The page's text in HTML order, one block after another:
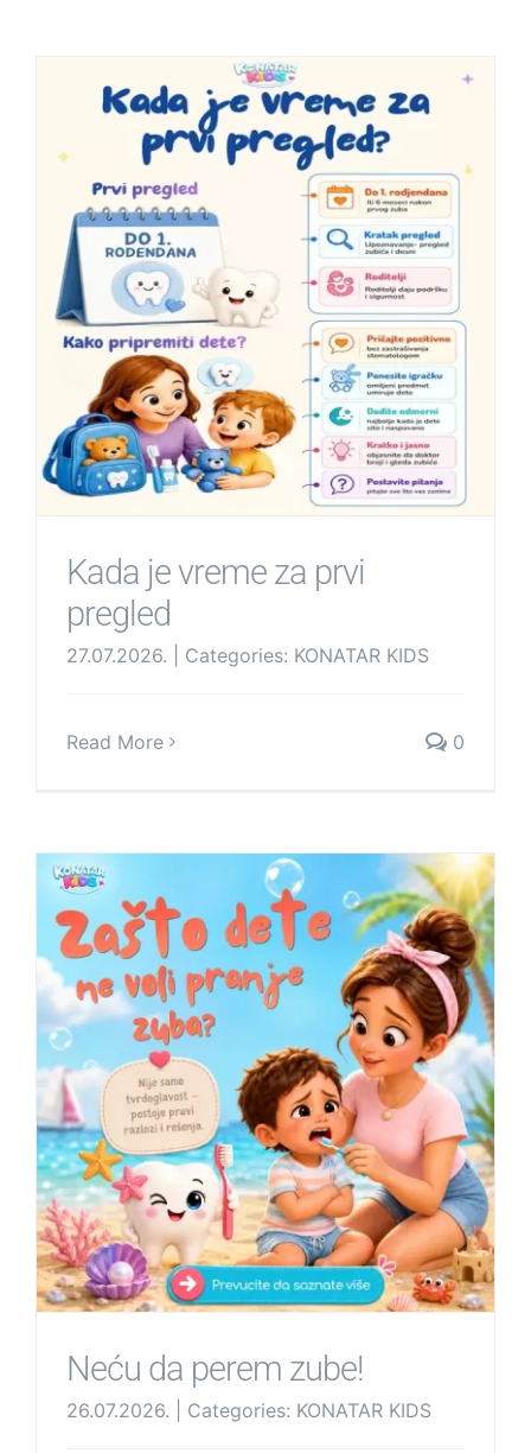
Kada je vreme za prvi
pregled
27.07.2026. Categories: KONATAR KIDS
Read More 0
Neću da perem zube!
26.07.2026. Categories: KONATAR KIDS